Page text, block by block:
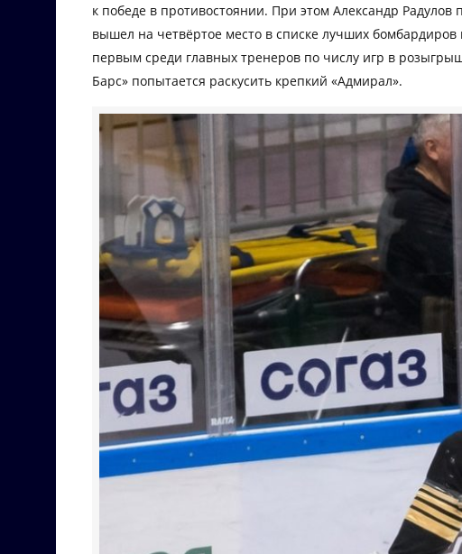
к победе в противостоянии. При этом Александр
вышел на четвёртое место в списке лучших
первым среди главных тренеров по числу игр в
Барс» попытается раскусить крепкий «Адмирал».